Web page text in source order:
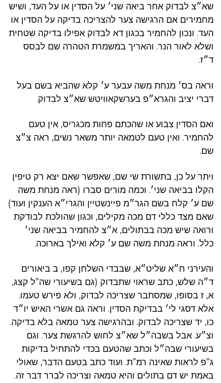
שא״צ לבדוק אחר ביאה שני׳ על הסדין או על העד, ושיש
מחמירים אם הרגישה צער להצריכה בדיקה על הסדין או
העד. ונכון להחמיר בכגון דא לבדוק אפילו בדיקה שטחית
ושלא לאור הנר. והאריך במשמרת הטהרה שם לבסס
ד״ז.
וראה בס׳ מנחת משה עבער ע׳ קלא שהביא בשם בעל
דברי יציב והגרא״פ בערשקאוויטש שא״צ לבדוק.
ואם הסדין צבוע או שהכתם פחות מכגריס, אין טעם
להחמיר. ואין טעם לטמאה יותר משאר נשים, ראה צ״צ
שם.
ויתר על כן, בתשורת שי שם, שאפשר שאם יצא רק טיפין
הקלו בביאה שני׳. וכמה מורים סברו (ראה מנחת משה
שם ע׳ קלח בשם הגר״מ פיינשטיין והגרי״א הענקין ועוד)
שאם מצד כללי דם מכה מקילים, וכגון שהולכת לבודקת
ורואה שיש מכה בבתולים, א״צ להחמיר בביאה שני׳
כלל. וראה מנחת משה שם ע׳ קלא ואילך בארוכה.
והעירני ח״א שליט״א, שבבדי השלחן קפו, ב ביאורים
ד״ה שלש, כתב שראוי שתבדוק (גם בשיעורי שה”ל קצג,
א, ז בסופו, שמסתבר שצריכה לבדוק, ולא פירש טעמו.
אלא דסגי לי׳ בבדיקת הסדין. וראה גם אשרי האיש יו״ד
כו, יד שצריכה לבדוק. ובהרגישה צער טמאה בלא בדיקה.
וצ״ע. אבל בשבה״ל שא״צ לחוש להרגשת צער. וגם
בשיעורי שבה״ל וכתב שהטעם בכדי להתחיל בדיקות
ג”פ לראות שאינה רמ”ת. ועוד כתב בטעם הדבר, שאולי
באמת יש דם בתולים והיא טמאה וצריכה לברר דבר זה.